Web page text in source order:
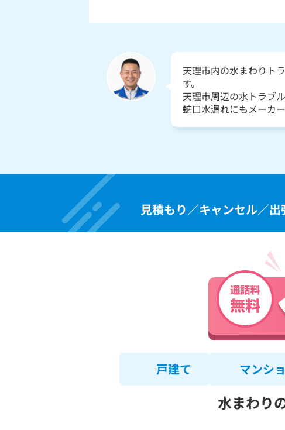
天理市内の水まわりト
す。
天理市周辺の水トラブ
蛇口水漏れにもメーカ
見積もり／キャンセル／
戸建て マンシ
水まわり